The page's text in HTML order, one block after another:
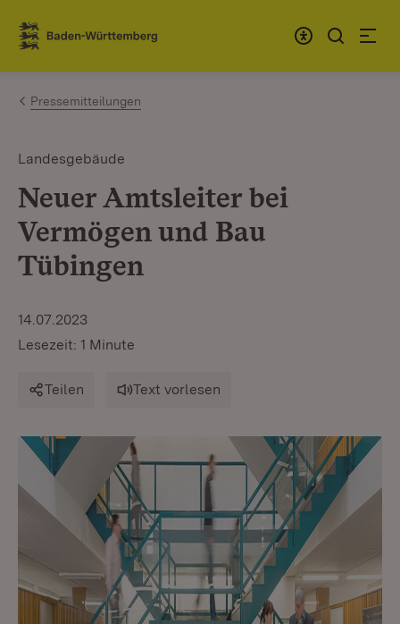
Zum Inhalt springen
Link zur Startseite
Pressemitteilungen
Landesgebäude
Neuer Amtsleiter bei
Vermögen und Bau
Tübingen
14.07.2023
Lesezeit: 1 Minute
Teilen Text vorlesen